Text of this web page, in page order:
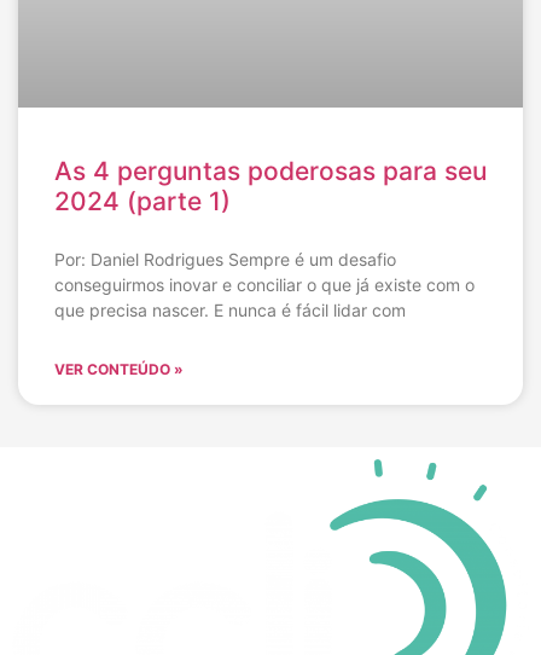
As 4 perguntas poderosas para seu
2024 (parte 1)
Por: Daniel Rodrigues Sempre é um desafio
conseguirmos inovar e conciliar o que já existe com o
que precisa nascer. E nunca é fácil lidar com
VER CONTEÚDO »